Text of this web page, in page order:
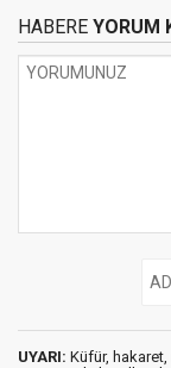
HABERE YORUM
UYARI: Küfür,